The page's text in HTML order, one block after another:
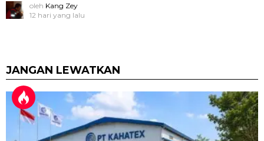
oleh Kang Zey
12 hari yang lalu
JANGAN LEWATKAN